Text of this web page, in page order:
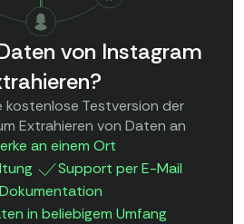
von Instagram
kostenlose Testversion der
Extrahieren von Daten an
an einem Ort
Support per E-Mail
in beliebigem Umfang